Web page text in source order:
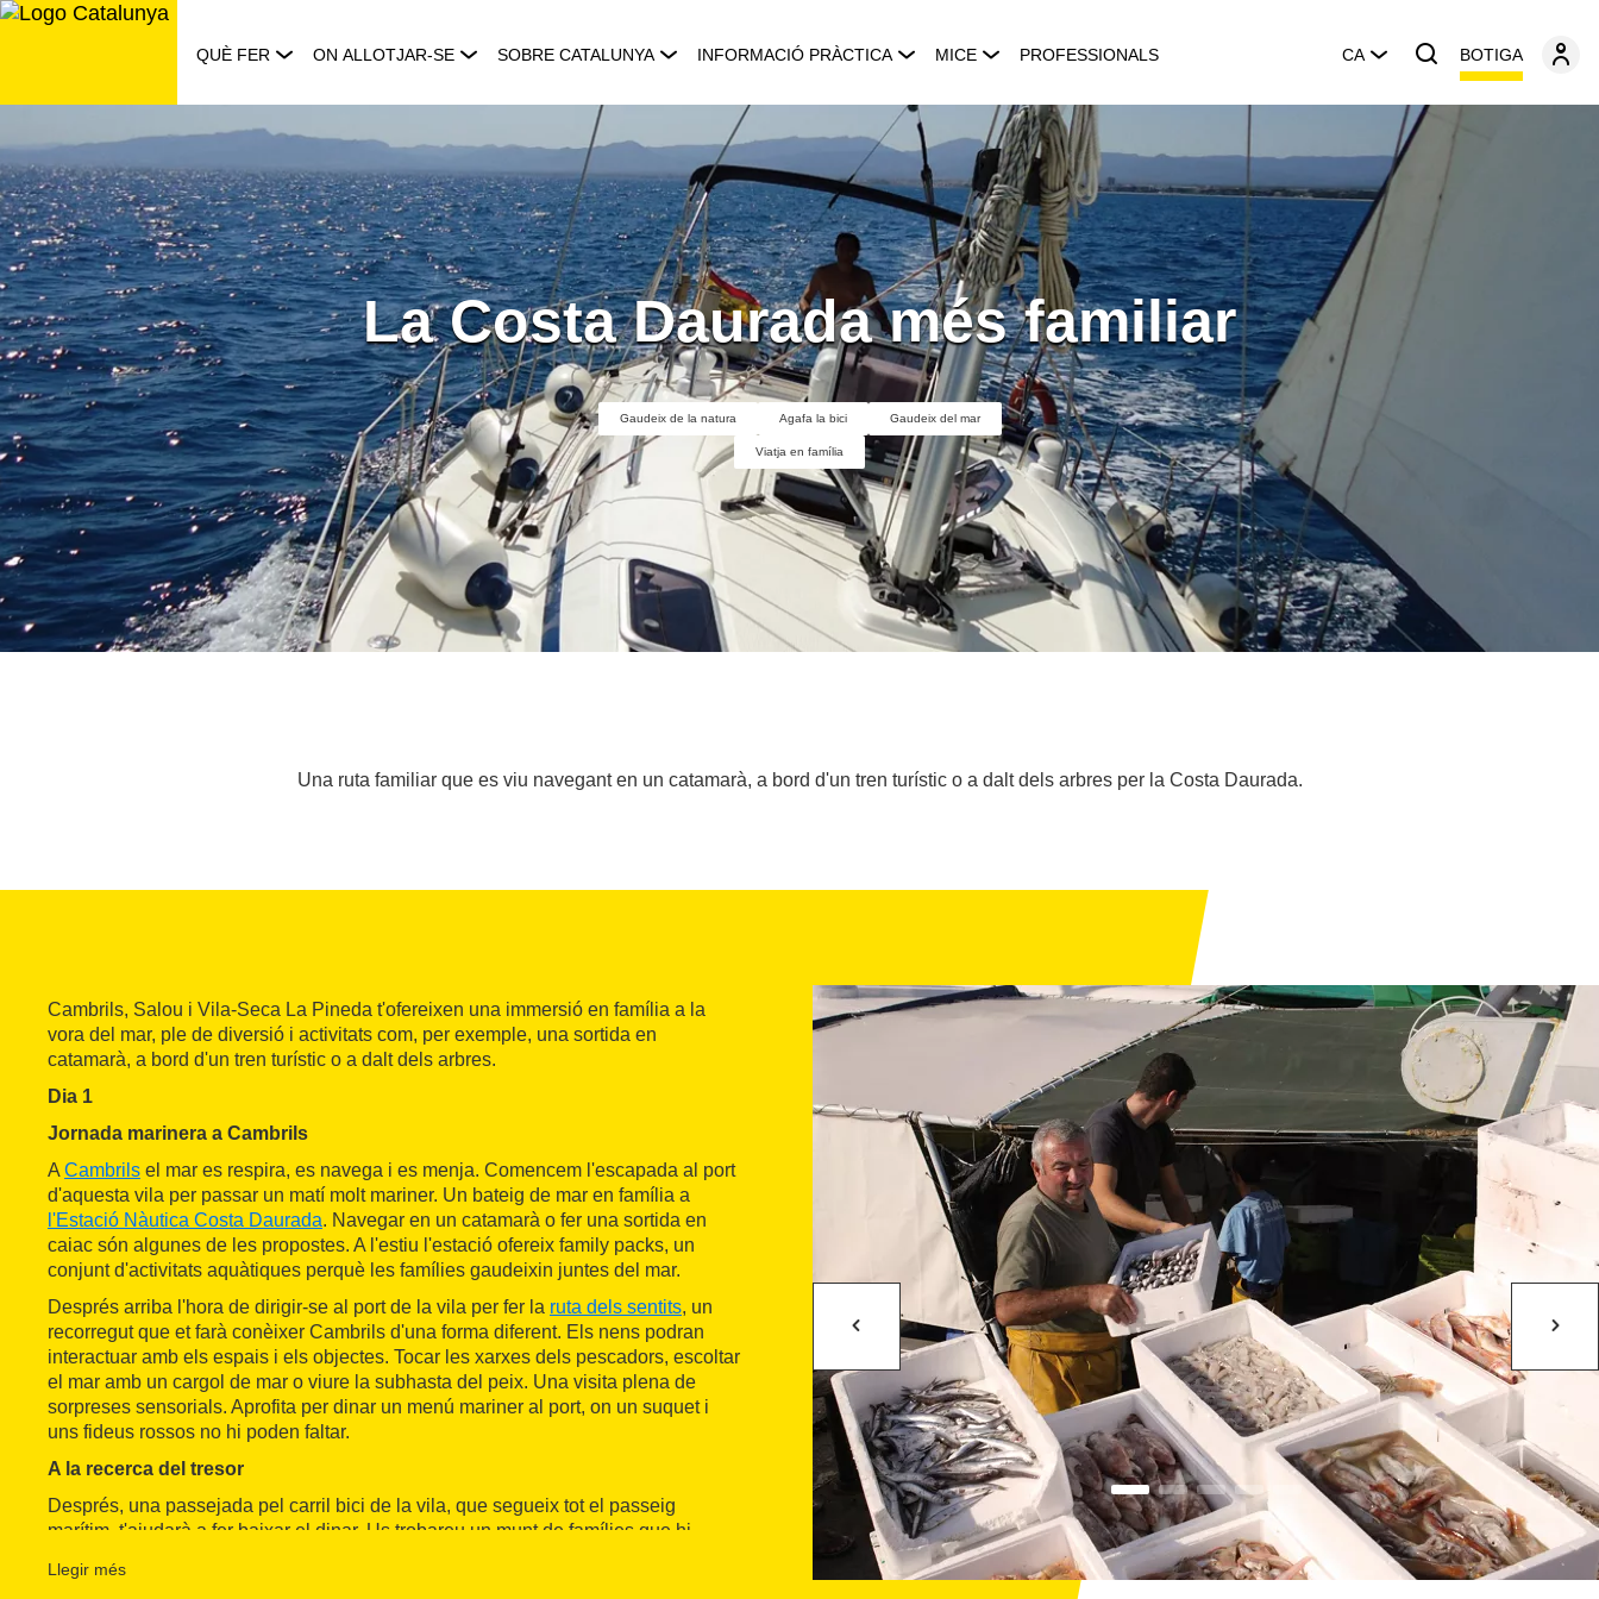
Saltar
QUÈ FER ON ALLOTJAR-SE SOBRE CATALUNYA INFORMACIÓ PRÀCTICA MICE PROFESSIONALS CA BOTIGA
La Costa Daurada més familiar
Gaudeix de la natura Agafa la bici Gaudeix del mar
Viatja en família
Una ruta familiar que es viu navegant en un catamarà, a bord d'un tren turístic o a dalt dels arbres per la Costa Daurada.
Cambrils, Salou i Vila-Seca La Pineda t'ofereixen una immersió en família a la
vora del mar, ple de diversió i activitats com, per exemple, una sortida en
catamarà, a bord d'un tren turístic o a dalt dels arbres.
Dia 1
Jornada marinera a Cambrils
A Cambrils el mar es respira, es navega i es menja. Comencem l'escapada al port
d'aquesta vila per passar un matí molt mariner. Un bateig de mar en família a
l'Estació Nàutica Costa Daurada. Navegar en un catamarà o fer una sortida en
caiac són algunes de les propostes. A l'estiu l'estació ofereix family packs, un
conjunt d'activitats aquàtiques perquè les famílies gaudeixin juntes del mar.
Després arriba l'hora de dirigir-se al port de la vila per fer la ruta dels sentits, un
recorregut que et farà conèixer Cambrils d'una forma diferent. Els nens podran
interactuar amb els espais i els objectes. Tocar les xarxes dels pescadors, escoltar
el mar amb un cargol de mar o viure la subhasta del peix. Una visita plena de
sorpreses sensorials. Aprofita per dinar un menú mariner al port, on un suquet i
uns fideus rossos no hi poden faltar.
A la recerca del tresor
Després, una passejada pel carril bici de la vila, que segueix tot el passeig
marítim, t'ajudarà a fer baixar el dinar. Us trobareu un munt de famílies que hi
Torre del Port, coneguda com la Torre dels Moros, una torre de guaita del segle
Llegir més